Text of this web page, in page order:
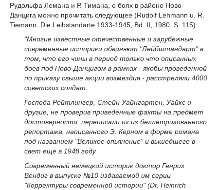
Рудольфа Лемана и Р. Тимана, о боях в районе Ново-
Данцига можно прочитать следующее (Rudolf Lehmann u. R.
Tiemann. Die Leibstandarte 1933-1945, Bd. II, 1980, S. 115):
"Многие известные отечественные и зарубежные
современные историки обвиняют "Лейбштандарт" в
том, что его чины в период только что описанных
боев под Ново-Данцигом в рамках - якобы проведенной
по приказу свыше акции возмездия - расстреляли 4000
советских солдат.
Господа Рейтлингер, Стейн Уайнгартен, Уайкс и
другие, не проверив приведенные факты на предмет
достоверности, переписали их из беллетризованного
репортажа, написанного Э. Керном в форме романа
под названием "Великое опьянение" и вышедшего в
свет еще в 1948 году.
Современный немецкий историк доктор Генрих
Вендиг в выпуске №10 издаваемой им серии
"Корректуры современной истории" (Dr. Heinrich